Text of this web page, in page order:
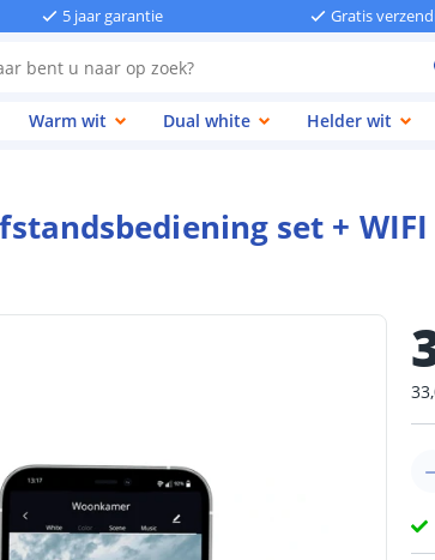
5 jaar garantie Gratis
Warm wit Dual white Helder wit
set + WIFI
33,